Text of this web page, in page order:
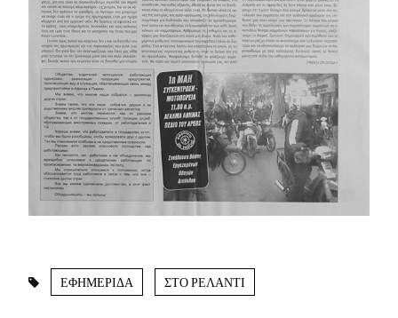
ΕΦΗΜΕΡΙΔΑ ΣΤΟ ΡΕΛΑΝΤΙ